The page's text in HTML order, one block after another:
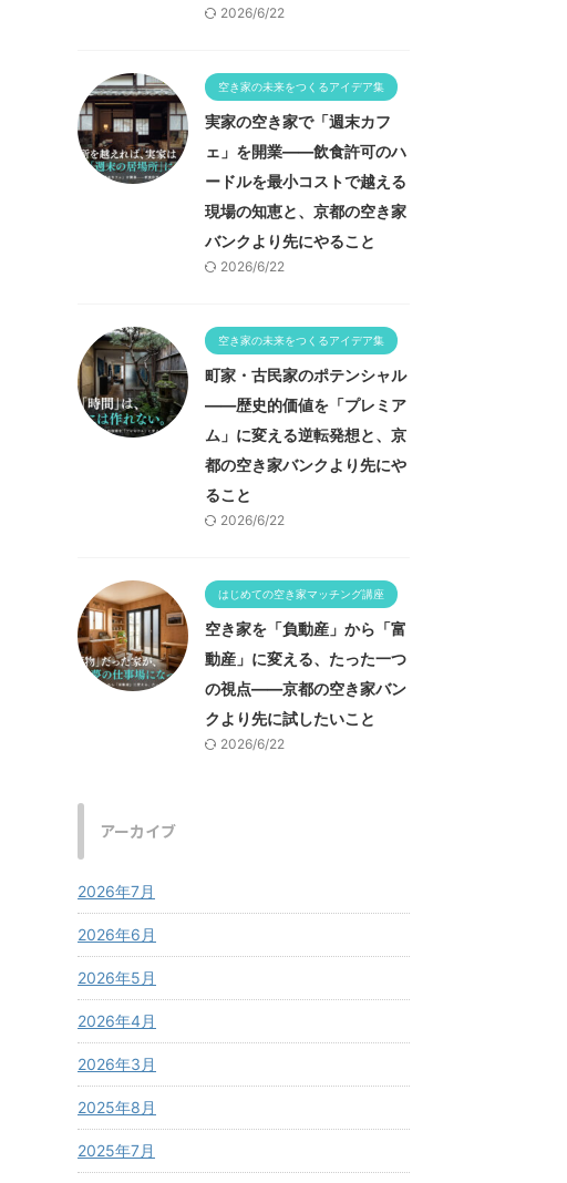
2026/6/22
空き家の未来をつくるアイデア集
実家の空き家で「週末カフ
ェ」を開業——飲食許可のハ
ードルを最小コストで越える
現場の知恵と、京都の空き家
バンクより先にやること
2026/6/22
空き家の未来をつくるアイデア集
町家・古民家のポテンシャル
——歴史的価値を「プレミア
ム」に変える逆転発想と、京
都の空き家バンクより先にや
ること
2026/6/22
はじめての空き家マッチング講座
空き家を「負動産」から「富
動産」に変える、たった一つ
の視点——京都の空き家バン
クより先に試したいこと
2026/6/22
アーカイブ
2026年7月
2026年6月
2026年5月
2026年4月
2026年3月
2025年8月
2025年7月